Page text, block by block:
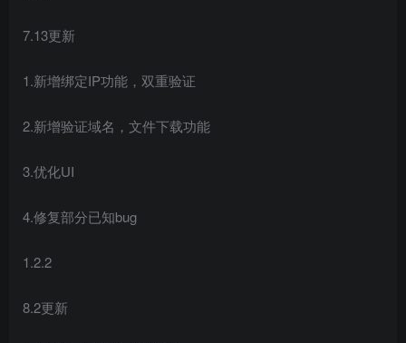
7.13更新
1.新增绑定IP功能，双重验证
2.新增验证域名，文件下载功能
3.优化UI
4.修复部分已知bug
1.2.2
8.2更新